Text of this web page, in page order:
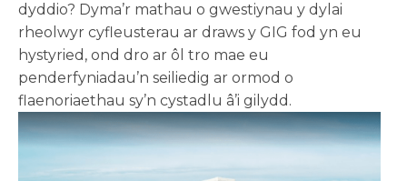
dyddio? Dyma’r mathau o gwestiynau y dylai
rheolwyr cyfleusterau ar draws y GIG fod yn eu
hystyried, ond dro ar ôl tro mae eu
penderfyniadau’n seiliedig ar ormod o
flaenoriaethau sy’n cystadlu â’i gilydd.